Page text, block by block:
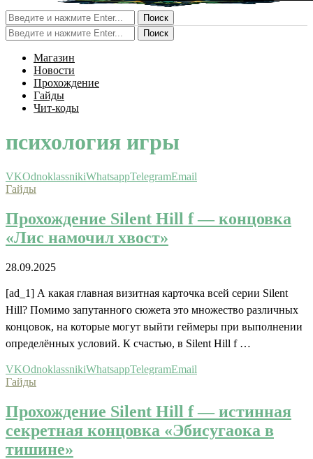
Поиск
Поиск
Магазин
Новости
Прохождение
Гайды
Чит-коды
психология игры
VKOdnoklassnikiWhatsappTelegramEmail
Гайды
Прохождение Silent Hill f — концовка
«Лис намочил хвост»
28.09.2025
[ad_1] А какая главная визитная карточка всей серии Silent
Hill? Помимо запутанного сюжета это множество различных
концовок, на которые могут выйти геймеры при выполнении
определённых условий. К счастью, в Silent Hill f …
VKOdnoklassnikiWhatsappTelegramEmail
Гайды
Прохождение Silent Hill f — истинная
секретная концовка «Эбисугаока в
тишине»